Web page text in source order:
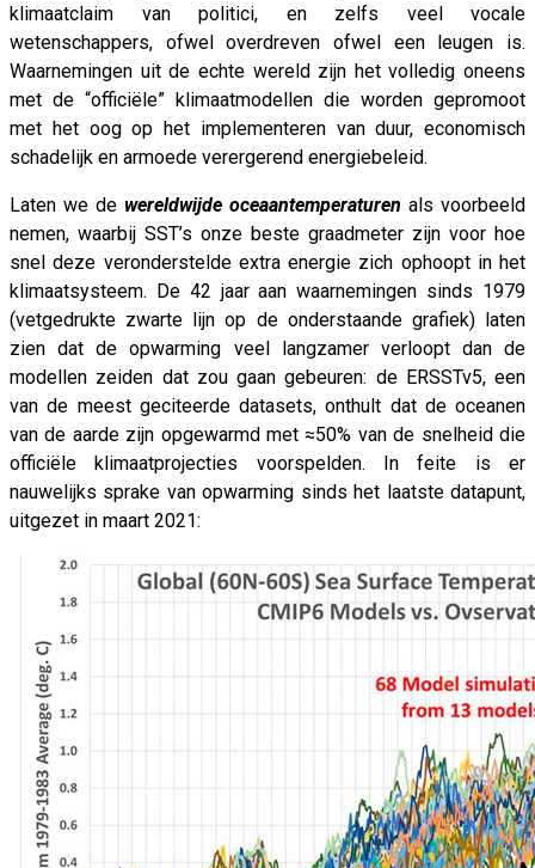
klimaatclaim van politici, en zelfs veel vocale
wetenschappers, ofwel overdreven ofwel een leugen is.
Waarnemingen uit de echte wereld zijn het volledig oneens
met de “officiële” klimaatmodellen die worden gepromoot
met het oog op het implementeren van duur, economisch
schadelijk en armoede verergerend energiebeleid.
Laten we de wereldwijde oceaantemperaturen als voorbeeld
nemen, waarbij SST’s onze beste graadmeter zijn voor hoe
snel deze veronderstelde extra energie zich ophoopt in het
klimaatsysteem. De 42 jaar aan waarnemingen sinds 1979
(vetgedrukte zwarte lijn op de onderstaande grafiek) laten
zien dat de opwarming veel langzamer verloopt dan de
modellen zeiden dat zou gaan gebeuren: de ERSSTv5, een
van de meest geciteerde datasets, onthult dat de oceanen
van de aarde zijn opgewarmd met ≈50% van de snelheid die
officiële klimaatprojecties voorspelden. In feite is er
nauwelijks sprake van opwarming sinds het laatste datapunt,
uitgezet in maart 2021: